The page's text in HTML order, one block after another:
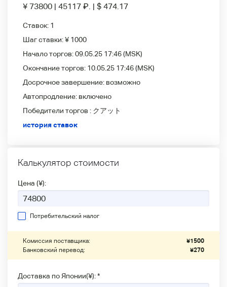
¥ 73800 | 45117 ₽. | $ 474.17
Ставок: 1
Шаг ставки:¥ 1000
Начало торгов:09.05.25 17:46(MSK)
Окончание торгов: 10.05.25 17:46(MSK)
Досрочное завершение: возможно
Автопродление: включено
Победители
торгов : クアット
история ставок
Калькулятор стоимости
Цена (¥):
Потребительский налог
Комиссия поставщика: ¥1500
Банковский перевод:
¥270
Доставка по Японии(¥): *